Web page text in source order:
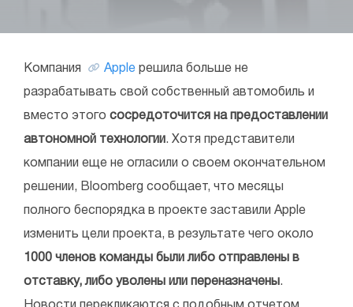
Компания Apple решила больше не
разрабатывать свой собственный автомобиль и
вместо этого сосредоточится на предоставлении
автономной технологии . Хотя представители
компании еще не огласили о своем окончательном
решении, Bloomberg сообщает, что месяцы
полного беспорядка в проекте заставили Apple
изменить цели проекта, в результате чего около
1000 членов команды были либо отправлены в
отставку, либо уволены или переназначены .